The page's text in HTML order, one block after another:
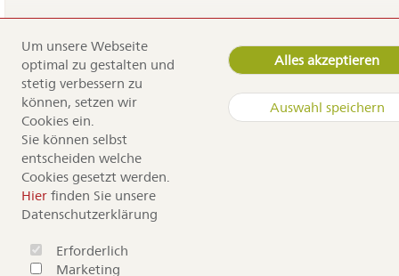
überspringen
Home
Service
Dürr Samen
Kontakt
Um unsere Webseite
optimal zu gestalten und
stetig verbessern zu
können, setzen wir
Cookies ein.
Sie können selbst
entscheiden welche
Cookies gesetzt werden.
Hier finden Sie unsere
Datenschutzerklärung
Erforderlich
Marketing
Alles akzeptieren
Auswahl speichern